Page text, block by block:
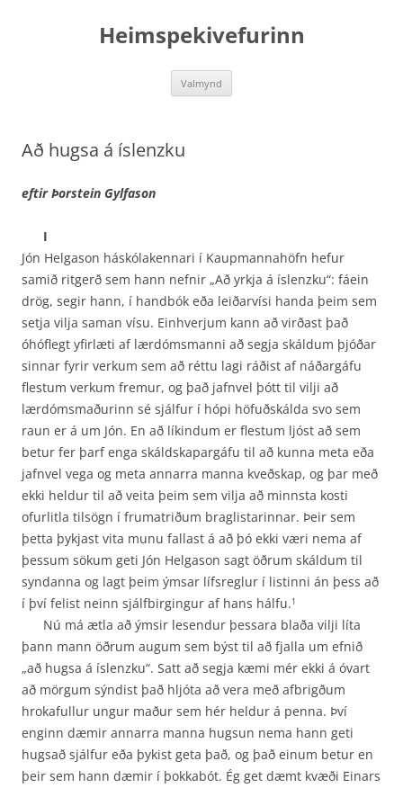
Heimspekivefurinn
Valmynd
Að hugsa á íslenzku
eftir Þorstein Gylfason
I
Jón Helgason háskólakennari í Kaupmannahöfn hefur
samið ritgerð sem hann nefnir „Að yrkja á íslenzku“: fáein
drög, segir hann, í handbók eða leiðarvísi handa þeim sem
setja vilja saman vísu. Einhverjum kann að virðast það
óhóflegt yfirlæti af lærdómsmanni að segja skáldum þjóðar
sinnar fyrir verkum sem að réttu lagi ráðist af náðargáfu
flestum verkum fremur, og það jafnvel þótt til vilji að
lærdómsmaðurinn sé sjálfur í hópi höfuðskálda svo sem
raun er á um Jón. En að líkindum er flestum ljóst að sem
betur fer þarf enga skáldskapargáfu til að kunna meta eða
jafnvel vega og meta annarra manna kveðskap, og þar með
ekki heldur til að veita þeim sem vilja að minnsta kosti
ofurlitla tilsögn í frumatriðum braglistarinnar. Þeir sem
þetta þykjast vita munu fallast á að þó ekki væri nema af
þessum sökum geti Jón Helgason sagt öðrum skáldum til
syndanna og lagt þeim ýmsar lífsreglur í listinni án þess að
í því felist neinn sjálfbirgingur af hans hálfu.1
Nú má ætla að ýmsir lesendur þessara blaða vilji líta
þann mann öðrum augum sem býst til að fjalla um efnið
„að hugsa á íslenzku“. Satt að segja kæmi mér ekki á óvart
að mörgum sýndist það hljóta að vera með afbrigðum
hrokafullur ungur maður sem hér heldur á penna. Því
enginn dæmir annarra manna hugsun nema hann geti
hugsað sjálfur eða þykist geta það, og það einum betur en
þeir sem hann dæmir í þokkabót. Ég get dæmt kvæði Einars